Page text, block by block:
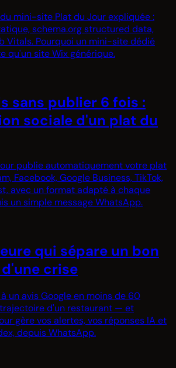
mini-site Plat du Jour expliquée :
schema.org structured data,
Vitals. Pourquoi un mini-site dédié
qu'un site Wix générique.
sans publier 6 fois :
sociale d'un plat du
publie automatiquement votre plat
Facebook, Google Business, TikTok,
avec un format adapté à chaque
un simple message WhatsApp.
qui sépare un bon
crise
un avis Google en moins de 60
d'un restaurant — et
gère vos alertes, vos réponses IA et
depuis WhatsApp.